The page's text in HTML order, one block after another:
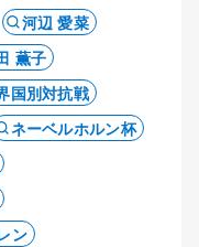
河辺 愛菜
薫子
国別対抗戦
ネーベルホルン杯
ン